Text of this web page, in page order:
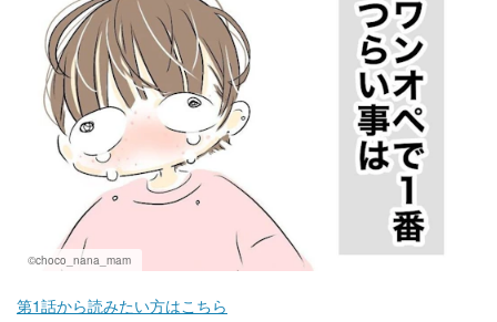
©choco_nana_mam
第1話から読みたい方はこちら